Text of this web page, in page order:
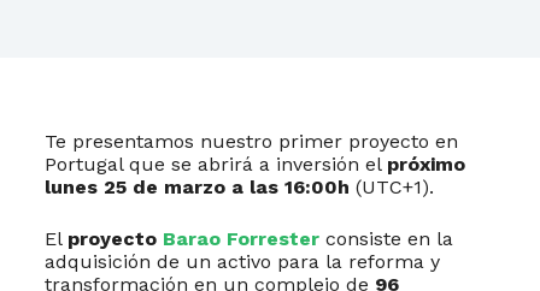
Te presentamos nuestro primer proyecto en
Portugal que se abrirá a inversión el próximo
lunes 25 de marzo a las 16:00h (UTC+1).
El proyecto Barao Forresterconsiste en la
adquisición de un activo para la reforma y
transformación en un complejo de 96